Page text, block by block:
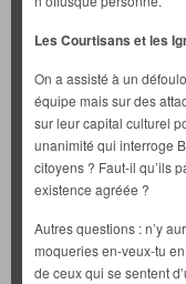
Les Courtisans et les
On a assisté à un
équipe mais sur des
sur leur capital culturel
unanimité qui interroge
citoyens ? Faut-il qu’ils
existence agréée ?
Autres questions : n’y
moqueries en-veux-tu
de ceux qui se sentent